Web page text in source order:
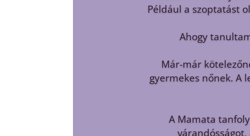
Ezeket úgy írom,
Egy játékot
milyen pelenkának
Tudtuk, hogy
Ezek az